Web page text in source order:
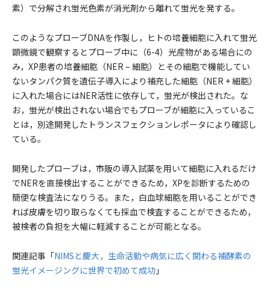
素）で分解され蛍光色素が消光剤から離れて蛍光を発する。
このようなプローブDNAを作製し，ヒトの培養細胞に入れて蛍光
顕微鏡で観察するとプローブ中に（6-4）光産物がある場合にの
み，XP患者の培養細胞（NER – 細胞）とその細胞で機能してい
ないタンパク質を遺伝子導入により補充した細胞（NER + 細胞）
に入れた場合にはNER活性に依存して，蛍光が検出された。な
お，蛍光が検出されない場合でもプローブが細胞に入っているこ
とは，別途開発したトランスフェクションレポータにより確認し
ている。
開発したプローブは，市販の導入試薬を用いて細胞に入れるだけ
でNERを直接検出することができるため，XPを診断するための
簡便な検査法になりうる。また，白血球細胞を用いることができ
れば皮膚を切り取らなくても採血で検査することができるため，
被検者の負担を大幅に軽減することが可能となる。
関連記事「NIMSと慶大，生命活動や病気に広く関わる補酵素の
蛍光イメージングに世界で初めて成功 」